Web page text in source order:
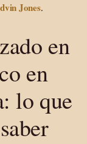
Jones.
en
en
lo que